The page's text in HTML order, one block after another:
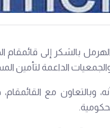
بالشكر إلى
الداعمة لتأمين
وبالتعاون مع